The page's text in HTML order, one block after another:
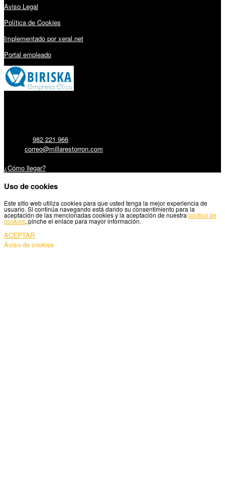
Aviso Legal
Política de Cookies
Implementado por xeral.net
Portal empleado
982 221 966
correo@millarestorron.com
¿Cómo llegar?
Uso de cookies
Este sitio web utiliza cookies para que usted tenga la mejor experiencia de
usuario. Si continúa navegando está dando su consentimiento para la
aceptación de las mencionadas cookies y la aceptación de nuestra política de
cookies, pinche el enlace para mayor información.
ACEPTAR
Aviso de cookies